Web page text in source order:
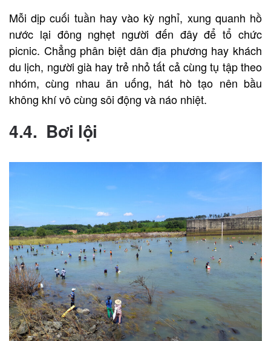
Mỗi dịp cuối tuần hay vào kỳ nghỉ, xung quanh hồ
nước lại đông nghẹt người đến đây để tổ chức
picnic. Chẳng phân biệt dân địa phương hay khách
du lịch, người già hay trẻ nhỏ tất cả cùng tụ tập theo
nhóm, cùng nhau ăn uống, hát hò tạo nên bầu
không khí vô cùng sôi động và náo nhiệt.
4.4. Bơi lội